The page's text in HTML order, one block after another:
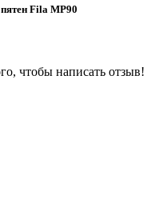
Fila MP90
чтобы написать отзыв!